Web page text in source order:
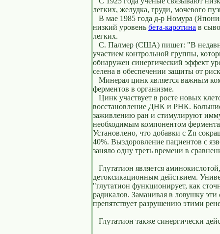
легких, желудка, груди, мочевого
В мае 1985 года д-р Номура
низкий уровень бета-каротина в
легких.
С. Палмер (США) пишет: "В
участием контрольной группы,
обнаружен синергический эффект
селена в обеспечении защиты от
Минерал цинк является важным
ферментов в организме.
Цинк участвует в росте новых
восстановление ДНК и РНК.
заживлению ран и стимулируют
необходимым компонентом
Установлено, что добавки с Zn
40%. Выздоровление пациентов с
заняло одну треть времени в
Глутатион является
детоксикационным действием.
"глутатион функционирует, как
радикалов. Заманивая в ловушку
препятствует разрушению этими
Глутатион также синергически